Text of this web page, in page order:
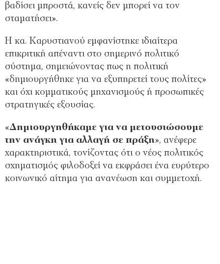
βαδίσει μπροστά, κανείς δεν μπορεί να τον
σταματήσει».
Η κα. Καρυστιανού εμφανίστηκε ιδιαίτερα
επικριτική απέναντι στο σημερινό πολιτικό
σύστημα, σημειώνοντας πως η πολιτική
«δημιουργήθηκε για να εξυπηρετεί τους πολίτες»
και όχι κομματικούς μηχανισμούς ή προσωπικές
στρατηγικές εξουσίας.
«Δημιουργηθήκαμε για να μετουσιώσουμε
την ανάγκη για αλλαγή σε πράξη», ανέφερε
χαρακτηριστικά, τονίζοντας ότι ο νέος πολιτικός
σχηματισμός φιλοδοξεί να εκφράσει ένα ευρύτερο
κοινωνικό αίτημα για ανανέωση και συμμετοχή.